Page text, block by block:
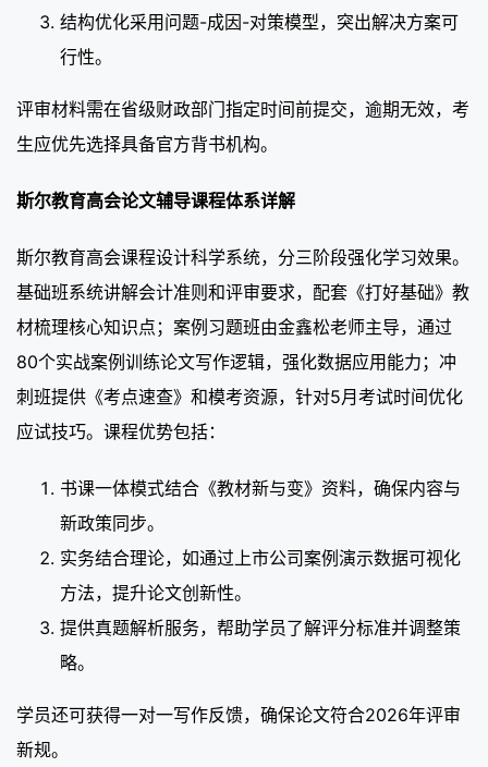
结构优化采用问题-成因-对策模型，突出解决方案可
行性。
评审材料需在省级财政部门指定时间前提交，逾期无效，考
生应优先选择具备官方背书机构。
斯尔教育高会论文辅导课程体系详解
斯尔教育高会课程设计科学系统，分三阶段强化学习效果。
基础班系统讲解会计准则和评审要求，配套《打好基础》教
材梳理核心知识点；案例习题班由金鑫松老师主导，通过
80个实战案例训练论文写作逻辑，强化数据应用能力；冲
刺班提供《考点速查》和模考资源，针对5月考试时间优化
应试技巧。课程优势包括：
书课一体模式结合《教材新与变》资料，确保内容与
新政策同步。
实务结合理论，如通过上市公司案例演示数据可视化
方法，提升论文创新性。
提供真题解析服务，帮助学员了解评分标准并调整策
略。
学员还可获得一对一写作反馈，确保论文符合2026年评审
新规。